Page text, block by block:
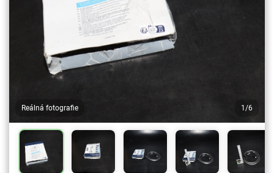
Reálná fotografie 1/6